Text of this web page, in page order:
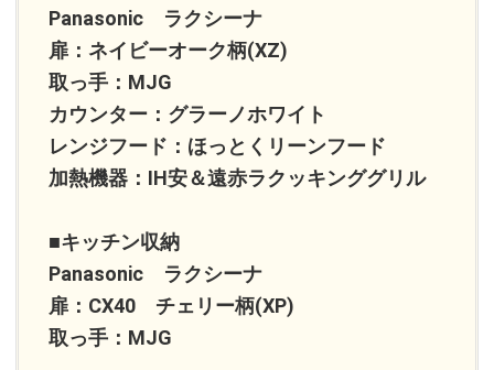
Panasonic ラクシーナ
扉：ネイビーオーク柄(XZ)
取っ手：MJG
カウンター：グラーノホワイト
レンジフード：ほっとくリーンフード
加熱機器：IH安＆遠赤ラクッキンググリル
■キッチン収納
Panasonic ラクシーナ
扉：CX40 チェリー柄(XP)
取っ手：MJG